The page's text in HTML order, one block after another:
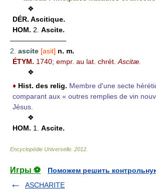
❖
DÉR. Ascitique.
HOM. 2. Ascite.
————————
2. ascite [asit] n. m.
ÉTYM. 1740; empr. au lat. chrét. Ascitæ.
❖
♦ Hist. des relig. Membre d'une secte
comparant aux « outres remplies de vin
Jésus.
❖
HOM. 1. Ascite.
Encyclopédie Universelle 2012
Игры ⚽
Поможем решить
ASCHARITE